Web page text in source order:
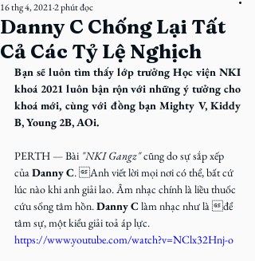
Danny C Chống Lại Tất
Cả Các Tỷ Lệ Nghịch
16 thg 4, 20212 phút đọc
Bạn sẽ luôn tìm thấy lớp trưởng Học viện NKI
khoá 2021 luôn bận rộn với những ý tưởng cho
khoá mới, cùng với đồng bạn Mighty V, Kiddy
B, Young 2B, AOi.
PERTH — Bài "NKI Gangz" cũng do sự sắp xếp
của Danny C. Anh viết lời mọi nơi có thể, bất cứ
lúc nào khi anh giải lao. Âm nhạc chính là liều thuốc
cứu sống tâm hồn. Danny C làm nhạc như là để
tâm sự, một kiểu giải toả áp lực.
https://www.youtube.com/watch?v=NClx32Hnj-o